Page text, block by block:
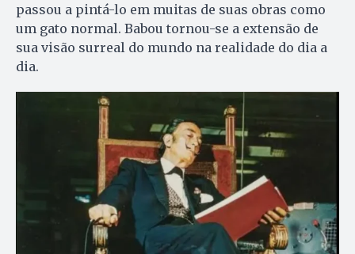
passou a pintá-lo em muitas de suas obras como
um gato normal. Babou tornou-se a extensão de
sua visão surreal do mundo na realidade do dia a
dia.